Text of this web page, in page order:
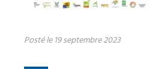
Posté le 19 septembre 2023